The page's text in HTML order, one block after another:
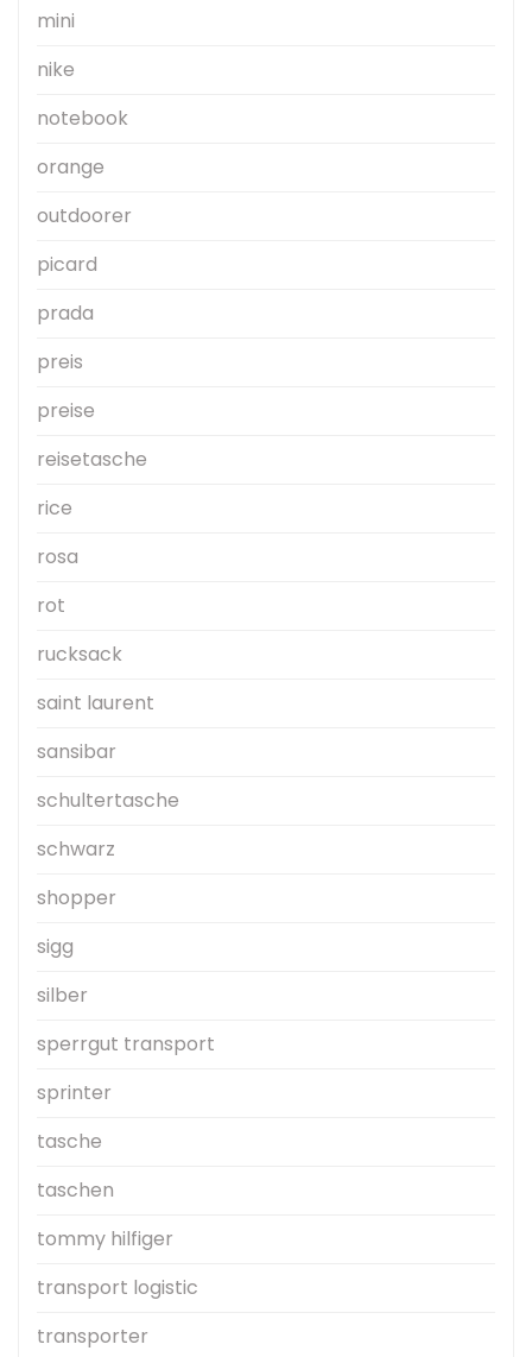
mini
nike
notebook
orange
outdoorer
picard
prada
preis
preise
reisetasche
rice
rosa
rot
rucksack
saint laurent
sansibar
schultertasche
schwarz
shopper
sigg
silber
sperrgut transport
sprinter
tasche
taschen
tommy hilfiger
transport logistic
transporter